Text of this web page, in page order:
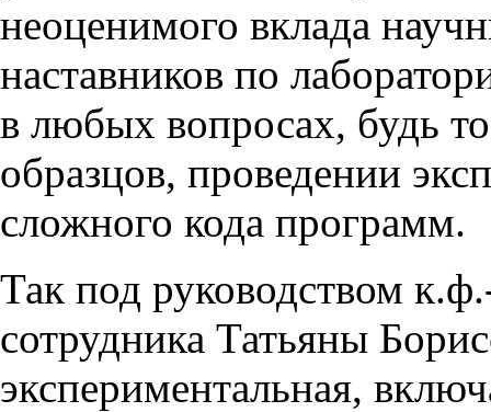
неоценимого вклада
наставников по
в любых вопросах, будь
образцов, проведении
сложного кода программ.
Так под руководством
сотрудника Татьяны
экспериментальная,